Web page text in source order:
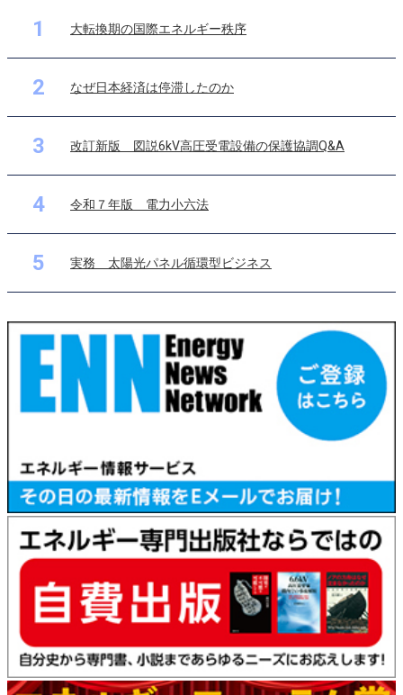
1 大転換期の国際エネルギー秩序
2 なぜ日本経済は停滞したのか
3 改訂新版 図説6kV高圧受電設備の保護協調Q&A
4 令和７年版 電力小六法
5 実務 太陽光パネル循環型ビジネス